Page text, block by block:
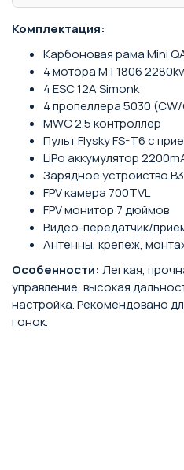
Комплектация:
Карбоновая рама Mini
4 мотора MT1806 2280kv
4 ESC 12A Simonk
4 пропеллера 5030
MWC 2.5 контроллер
Пульт Flysky FS-T6 с
LiPo аккумулятор
Зарядное устройство B3
FPV камера 700TVL
FPV монитор 7 дюймов
Видео-передатчик/
Антенны, крепеж,
Особенности: Легкая,
управление, высокая
настройка. Рекомендовано
гонок.